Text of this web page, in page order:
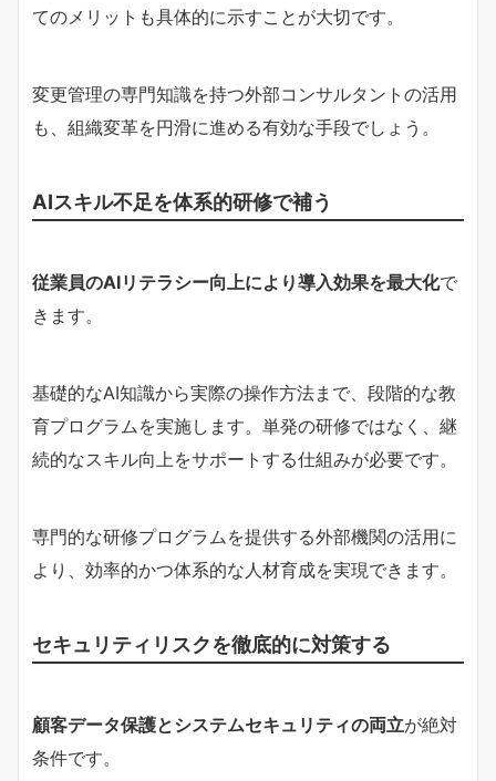
てのメリットも具体的に示すことが大切です。
変更管理の専門知識を持つ外部コンサルタントの活用
も、組織変革を円滑に進める有効な手段でしょう。
AIスキル不足を体系的研修で補う
従業員のAIリテラシー向上により導入効果を最大化で
きます。
基礎的なAI知識から実際の操作方法まで、段階的な教
育プログラムを実施します。単発の研修ではなく、継
続的なスキル向上をサポートする仕組みが必要です。
専門的な研修プログラムを提供する外部機関の活用に
より、効率的かつ体系的な人材育成を実現できます。
セキュリティリスクを徹底的に対策する
顧客データ保護とシステムセキュリティの両立が絶対
条件です。